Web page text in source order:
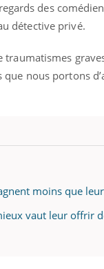
des
détective privé.
traumatismes
que nous portons
moins que
vaut leur offrir